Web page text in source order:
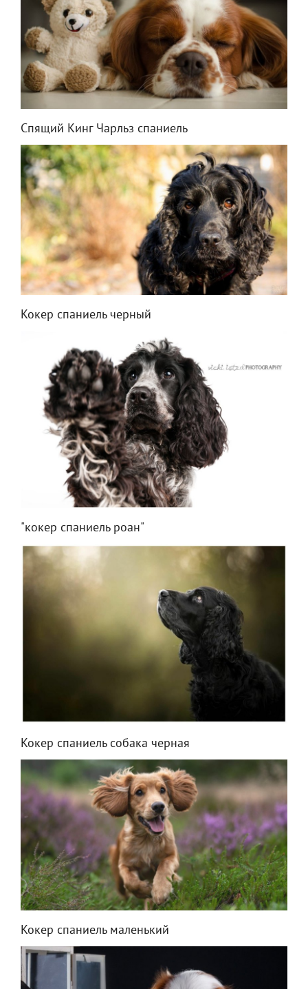
Спящий Кинг Чарльз спаниель
Кокер спаниель черный
"кокер спаниель роан"
Кокер спаниель собака черная
Кокер спаниель маленький